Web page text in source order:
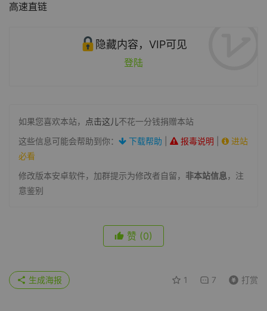
高速直链
隐藏内容，VIP可见
登陆
如果您喜欢本站， 点击这儿不花一分钱捐赠本站
这些信息可能会帮助到你：
下载帮助 报毒说明
进站
必看
修改版本安卓软件，加群提示为修改者自留， 非本站信息，注
意鉴别
赞 (0)
1 7 打赏
生成海报